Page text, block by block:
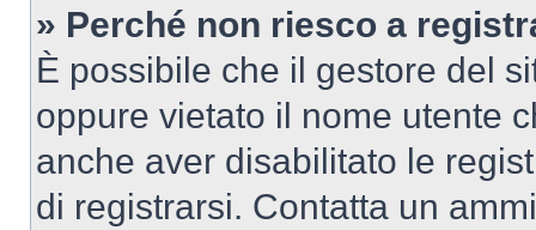
» Perché non riesco a
È possibile che il gestore del
oppure vietato il nome utente
anche aver disabilitato le
di registrarsi. Contatta un